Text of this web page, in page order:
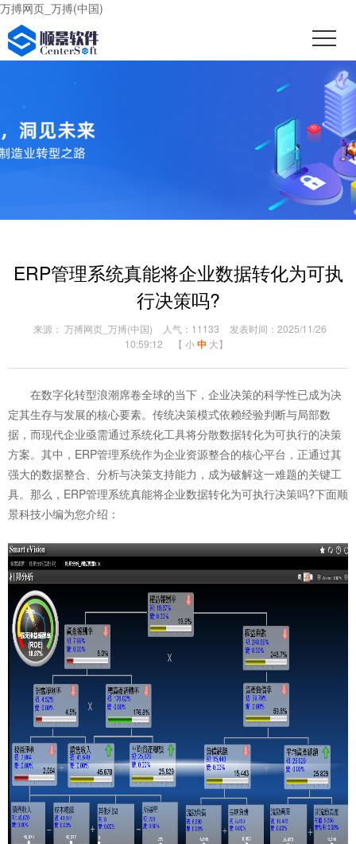
万搏网页_万搏(中国)
ERP管理系统真能将企业数据转化为可执
行决策吗?
来源： 万搏网页_万搏(中国) 人气：11133
发表时间：2025/11/26
10:59:12
【 小 中 大】
在数字化转型浪潮席卷全球的当下，企业决策的科学性已成为决
定其生存与发展的核心要素。传统决策模式依赖经验判断与局部数
据，而现代企业亟需通过系统化工具将分散数据转化为可执行的决策
方案。其中，ERP管理系统作为企业资源整合的核心平台，正通过其
强大的数据整合、分析与决策支持能力，成为破解这一难题的关键工
具。那么， ERP管理系统真能将企业数据转化为可执行决策吗?下面顺
景科技小编为您介绍：